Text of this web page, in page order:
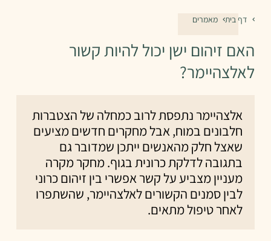
דף בית מאמרים
האם זיהום ישן יכול להיות קשור
לאלצהיימר?
אלצהיימר נתפסת לרוב כמחלה של הצטברות
חלבונים במוח, אבל מחקרים חדשים מציעים
שאצל חלק מהאנשים ייתכן שמדובר גם
בתגובה לדלקת כרונית בגוף. מחקר מקרה
מעניין מצביע על קשר אפשרי בין זיהום כרוני
לבין סמנים הקשורים לאלצהיימר, שהשתפרו
לאחר טיפול מתאים.